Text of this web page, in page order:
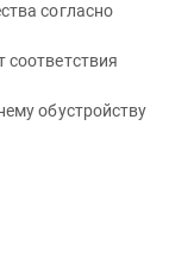
согласно
соответствия
обустройству